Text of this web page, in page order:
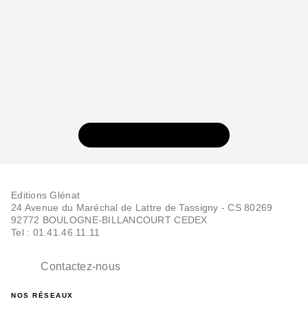
Editions Glénat
24 Avenue du Maréchal de Lattre de Tassigny - CS 80269
92772 BOULOGNE-BILLANCOURT CEDEX
Tel : 01.41.46.11.11
Contactez-nous
NOS RÉSEAUX